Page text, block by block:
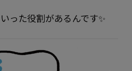
った役割があるんです✨